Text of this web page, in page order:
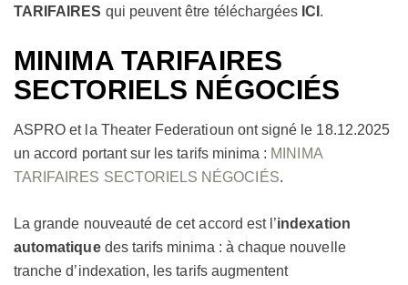
TARIFAIRES qui peuvent être téléchargées ICI .
MINIMA TARIFAIRES
SECTORIELS NÉGOCIÉS
ASPRO et la Theater Federatioun ont signé le 18.12.2025
un accord portant sur les tarifs minima : MINIMA
TARIFAIRES SECTORIELS NÉGOCIÉS.
La grande nouveauté de cet accord est l’indexation
automatiquedes tarifs minima : à chaque nouvelle
tranche d’indexation, les tarifs augmentent